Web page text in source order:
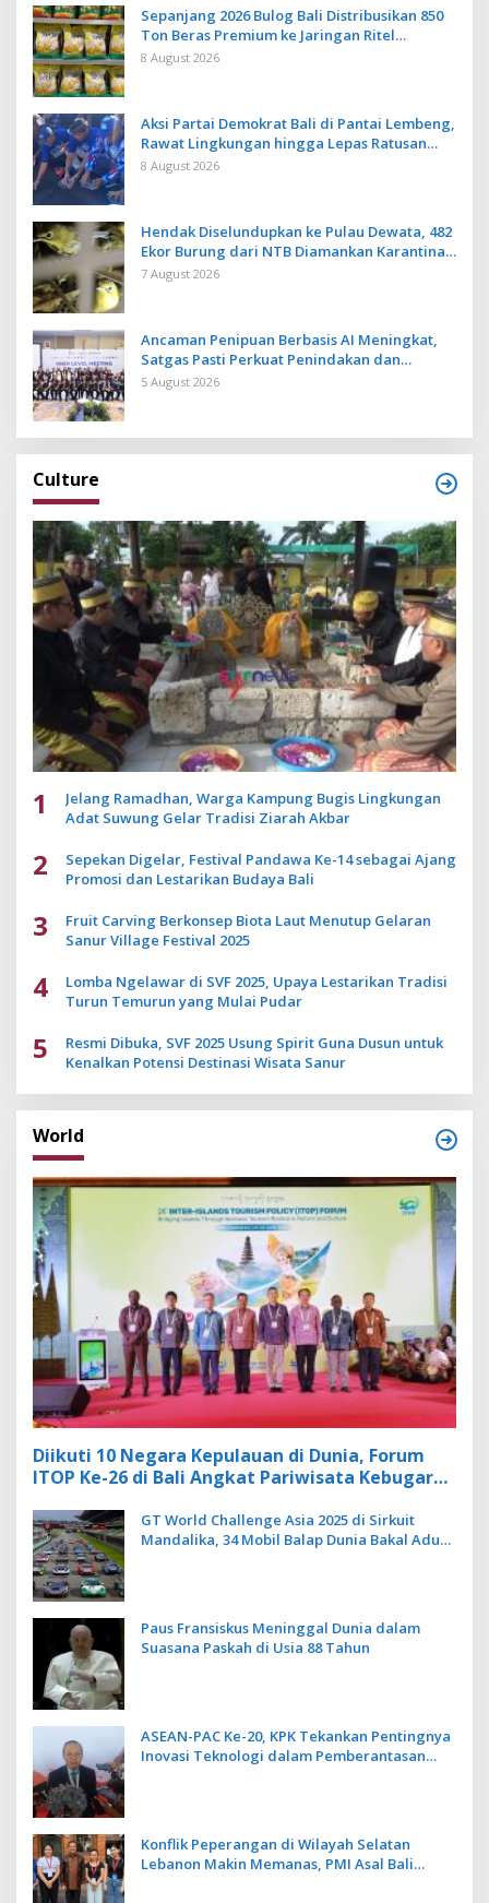
Sepanjang 2026 Bulog Bali Distribusikan 850
Ton Beras Premium ke Jaringan Ritel
Moderen
8 August 2026
Aksi Partai Demokrat Bali di Pantai Lembeng,
Rawat Lingkungan hingga Lepas Ratusan
Tukik Bedawang Nala
8 August 2026
Hendak Diselundupkan ke Pulau Dewata, 482
Ekor Burung dari NTB Diamankan Karantina
Bali
7 August 2026
Ancaman Penipuan Berbasis AI Meningkat,
Satgas Pasti Perkuat Penindakan dan
Pengembangan Aplikasi Anti Penipuan
5 August 2026
Culture
1
Jelang Ramadhan, Warga Kampung Bugis Lingkungan
Adat Suwung Gelar Tradisi Ziarah Akbar
2
Sepekan Digelar, Festival Pandawa Ke-14 sebagai Ajang
Promosi dan Lestarikan Budaya Bali
3
Fruit Carving Berkonsep Biota Laut Menutup Gelaran
Sanur Village Festival 2025
4
Lomba Ngelawar di SVF 2025, Upaya Lestarikan Tradisi
Turun Temurun yang Mulai Pudar
5
Resmi Dibuka, SVF 2025 Usung Spirit Guna Dusun untuk
Kenalkan Potensi Destinasi Wisata Sanur
World
Diikuti 10 Negara Kepulauan di Dunia, Forum
ITOP Ke-26 di Bali Angkat Pariwisata Kebugaran
GT World Challenge Asia 2025 di Sirkuit
Mandalika, 34 Mobil Balap Dunia Bakal Adu
Paus Fransiskus Meninggal Dunia dalam
Suasana Paskah di Usia 88 Tahun
ASEAN-PAC Ke-20, KPK Tekankan Pentingnya
Inovasi Teknologi dalam Pemberantasan
Konflik Peperangan di Wilayah Selatan
Lebanon Makin Memanas, PMI Asal Bali